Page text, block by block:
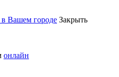
Вашем городе Закрыть
онлайн